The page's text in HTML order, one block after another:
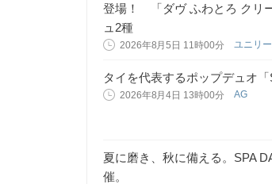
登場！ 「ダヴ ふわとろ クリ
ュ2種
2026年8月5日 11時00分 ユニリ
タイを代表するポップデュオ
2026年8月4日 13時00分 AG
夏に磨き、秋に備える。SPA
催。